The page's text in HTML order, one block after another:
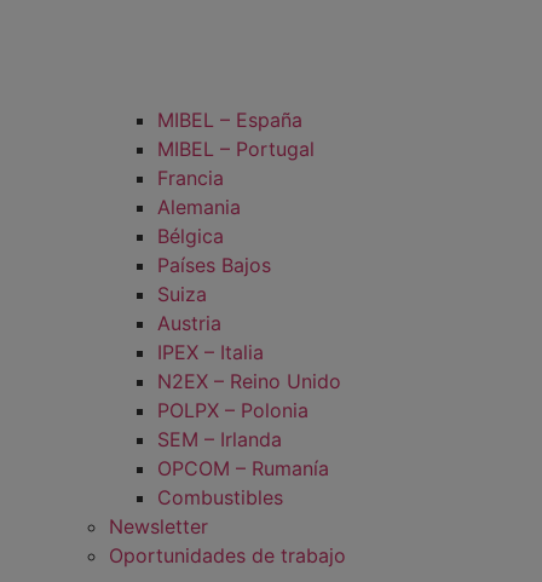
MIBEL – España
MIBEL – Portugal
Francia
Alemania
Bélgica
Países Bajos
Suiza
Austria
IPEX – Italia
N2EX – Reino Unido
POLPX – Polonia
SEM – Irlanda
OPCOM – Rumanía
Combustibles
Newsletter
Oportunidades de trabajo